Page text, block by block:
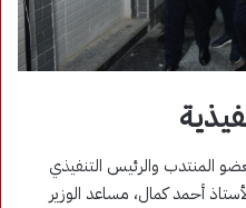
المنتدب والرئيس التنفيذي
أحمد كمال، مساعد الوزير